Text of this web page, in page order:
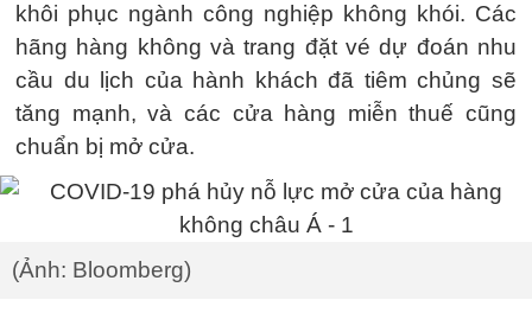
khôi phục ngành công nghiệp không khói. Các
hãng hàng không và trang đặt vé dự đoán nhu
cầu du lịch của hành khách đã tiêm chủng sẽ
tăng mạnh, và các cửa hàng miễn thuế cũng
chuẩn bị mở cửa.
(Ảnh: Bloomberg)